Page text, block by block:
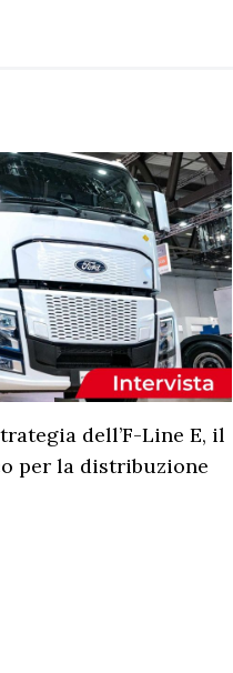
dell’F-Line E, il
per la distribuzione